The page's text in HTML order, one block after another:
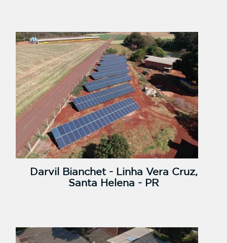
Darvil Bianchet - Linha Vera Cruz,
Santa Helena - PR